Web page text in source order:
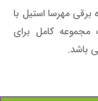
کننده برقی مهرسا استیل با
مجموعه کامل برای
باشد.